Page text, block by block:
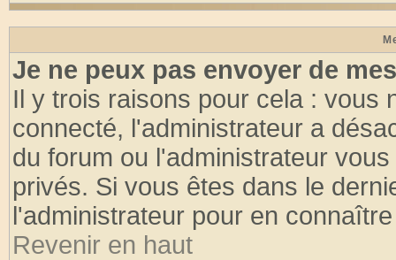
Je ne peux pas envoyer de
Il y trois raisons pour cela : vous
connecté, l'administrateur a
du forum ou l'administrateur
privés. Si vous êtes dans le
l'administrateur pour en
Revenir en haut